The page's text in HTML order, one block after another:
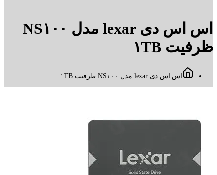
اس اس دی lexar مدل NS۱۰۰
ظرفیت ۱TB
اس اس دی lexar مدل NS۱۰۰ ظرفیت ۱TB